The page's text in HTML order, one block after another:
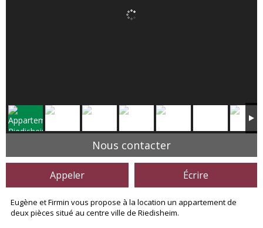
Nous contacter
Appeler Écrire
Eugène et Firmin vous propose à la location un appartement de
deux pièces situé au centre ville de Riedisheim.